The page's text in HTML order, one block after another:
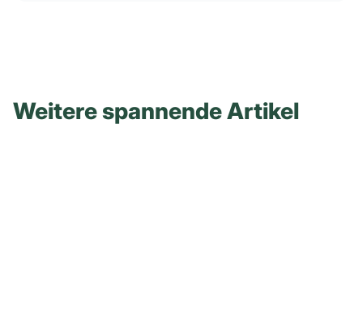
Weitere spannende Artikel